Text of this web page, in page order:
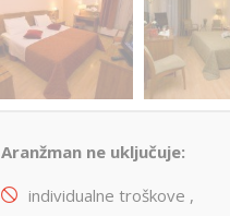
Aranžman ne uključuje:
individualne troškove ,